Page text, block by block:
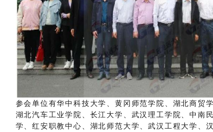
参会单位有华中科技大学、黄冈师范学院、湖北商贸
湖北汽车工业学院、长江大学、武汉理工学院、中南
学、红安职教中心、湖北师范大学、武汉工程大学、